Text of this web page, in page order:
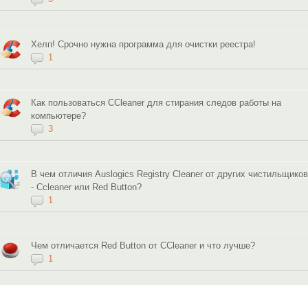
Хелп! Срочно нужна программа для очистки реестра!
1
Как пользоваться CCleaner для стирания следов работы на
компьютере?
3
В чем отличия Auslogics Registry Cleaner от других чистильщиков
- Ccleaner или Red Button?
1
Чем отличается Red Button от CCleaner и что лучше?
1